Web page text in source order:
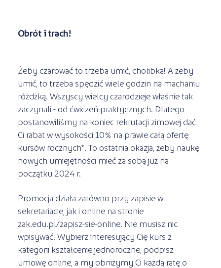
Obrót i trach!
Żeby czarować to trzeba umić, cholibka! A żeby
umić, to trzeba spędzić wiele godzin na machaniu
różdżką. Wszyscy wielcy czarodzieje właśnie tak
zaczynali - od ćwiczeń praktycznych. Dlatego
postanowiliśmy na koniec rekrutacji zimowej dać
Ci rabat w wysokości 10% na prawie całą ofertę
kursów rocznych*. To ostatnia okazja, żeby naukę
nowych umiejętności mieć za sobą już na
początku 2024 r.
Promocja działa zarówno przy zapisie w
sekretariacie, jak i online na stronie
zak.edu.pl/zapisz-sie-online. Nie musisz nic
wpisywać! Wybierz interesujący Cię kurs z
kategorii kształcenie jednoroczne, podpisz
umowę online, a my obniżymy Ci każdą ratę o